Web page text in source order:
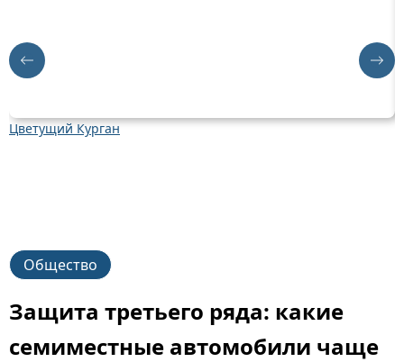
Цветущий Курган
Общество
Защита третьего ряда: какие
семиместные автомобили чаще